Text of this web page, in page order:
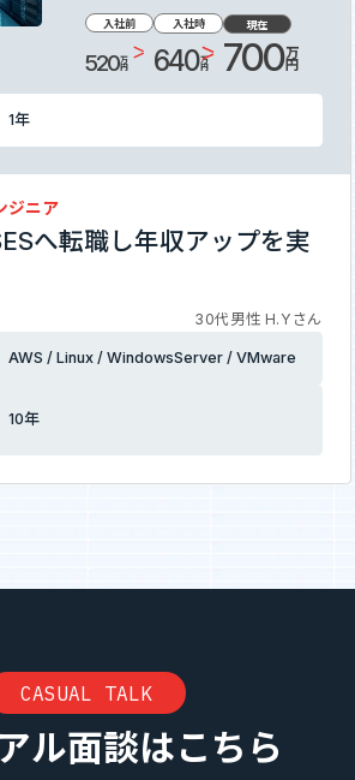
也note
ジェントグローCh
20%るぅる
入社前
520万円
入社時
640万円
現在
700万円
1年
ジニア
へ転職し年収アップを実
30代男性 H.Yさん
AWS / Linux / WindowsServer / VMware
10年
CASUAL TALK
ル面談はこちら